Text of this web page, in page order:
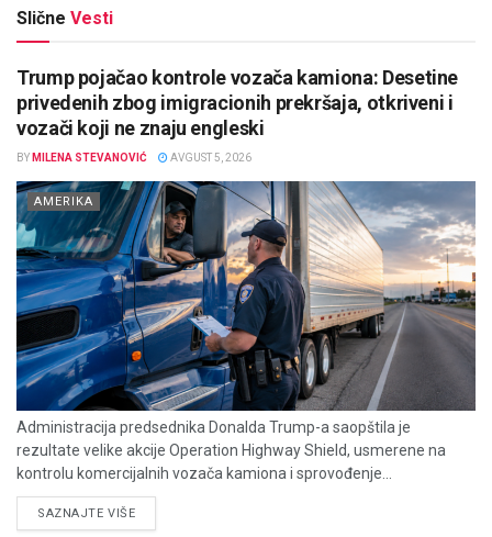
Slične Vesti
Trump pojačao kontrole vozača kamiona: Desetine
privedenih zbog imigracionih prekršaja, otkriveni i
vozači koji ne znaju engleski
BY MILENA STEVANOVIĆ AVGUST 5, 2026
AMERIKA
Administracija predsednika Donalda Trump-a saopštila je
rezultate velike akcije Operation Highway Shield, usmerene na
kontrolu komercijalnih vozača kamiona i sprovođenje...
SAZNAJTE VIŠEDETAILS